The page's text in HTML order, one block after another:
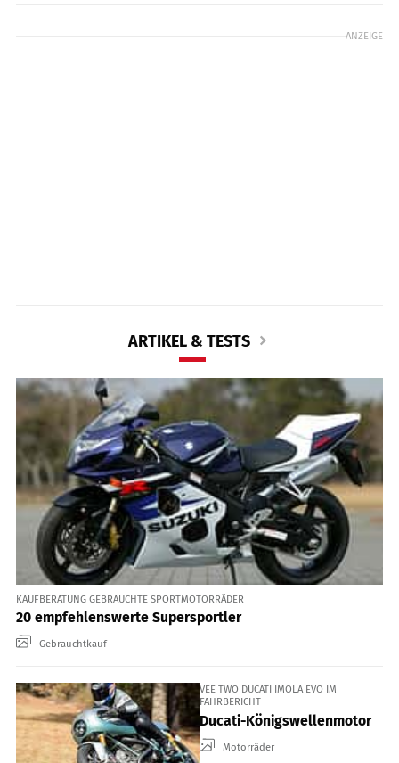
ANZEIGE
ARTIKEL & TESTS
KAUFBERATUNG GEBRAUCHTE SPORTMOTORRÄDER
20 empfehlenswerte Supersportler
Gebrauchtkauf
VEE TWO DUCATI IMOLA EVO IM
FAHRBERICHT
Ducati-Königswellenmotor
Motorräder